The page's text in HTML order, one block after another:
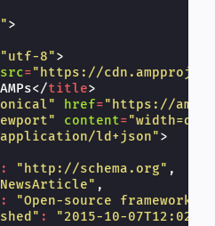
>
"utf-8">
src="https://
</title>
href="https://
content=
ld+json">
: "http://schema.org" ,
,
:
"Open-source
:
"2015-10-